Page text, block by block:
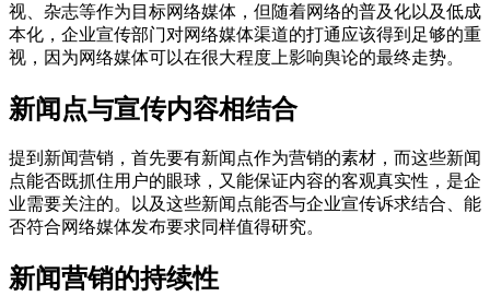
视、杂志等作为目标网络媒体，但随着网络的普及化以及低成
本化，企业宣传部门对网络媒体渠道的打通应该得到足够的重
视，因为网络媒体可以在很大程度上影响舆论的最终走势。
新闻点与宣传内容相结合
提到新闻营销，首先要有新闻点作为营销的素材，而这些新闻
点能否既抓住用户的眼球，又能保证内容的客观真实性，是企
业需要关注的。以及这些新闻点能否与企业宣传诉求结合、能
否符合网络媒体发布要求同样值得研究。
新闻营销的持续性